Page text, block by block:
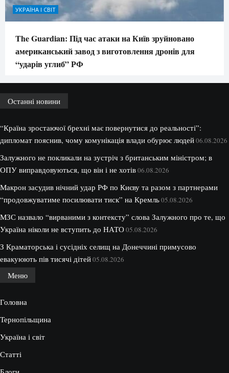
УКРАЇНА І СВІТ
The Guardian: Під час атаки на Київ зруйновано
американський завод з виготовлення дронів для
“ударів углиб” РФ
Останні новини
“Країна зростаючої брехні має повернутися до реальності”:
дипломат пояснив, чому комунікація влади обурює людей06.08.2026
Залужного не покликали на зустріч з британським міністром; в
ОПУ виправдовуються, що він і не хотів06.08.2026
Макрон засудив нічний удар РФ по Києву та разом з партнерами
“продовжуватиме посилювати тиск” на Кремль05.08.2026
МЗС назвало “вирваними з контексту” слова Залужного про те, що
Україна ніколи не вступить до НАТО05.08.2026
З Краматорська і сусідніх селищ на Донеччині примусово
евакуюють пів тисячі дітей05.08.2026
Меню
Головна
Тернопільщина
Україна і світ
Статті